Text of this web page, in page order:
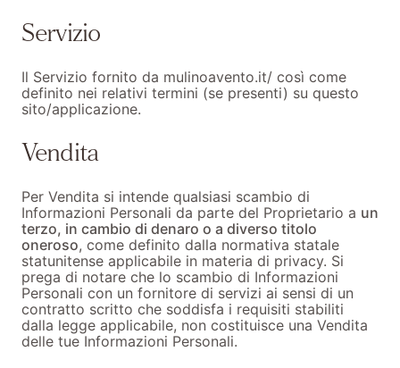
Servizio
Il Servizio fornito da mulinoavento.it/ così come
definito nei relativi termini (se presenti) su questo
sito/applicazione.
Vendita
Per Vendita si intende qualsiasi scambio di
Informazioni Personali da parte del Proprietario a un
terzo, in cambio di denaro o a diverso titolo
oneroso, come definito dalla normativa statale
statunitense applicabile in materia di privacy. Si
prega di notare che lo scambio di Informazioni
Personali con un fornitore di servizi ai sensi di un
contratto scritto che soddisfa i requisiti stabiliti
dalla legge applicabile, non costituisce una Vendita
delle tue Informazioni Personali.